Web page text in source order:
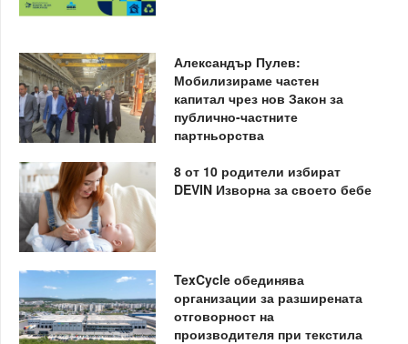
Александър Пулев:
Мобилизираме частен
капитал чрез нов Закон за
публично-частните
партньорства
8 от 10 родители избират
DEVIN Изворна за своето бебе
TexCycle обединява
организации за разширената
отговорност на
производителя при текстила